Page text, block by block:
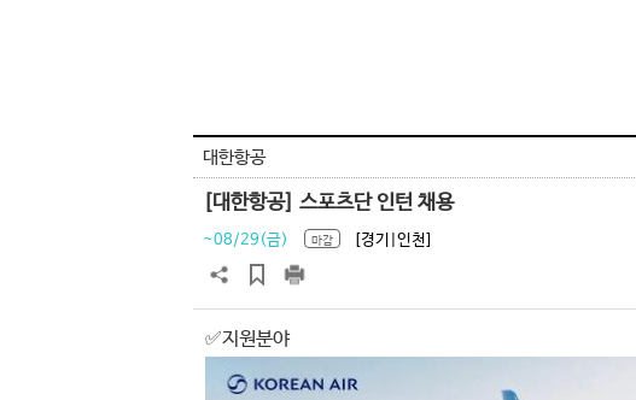
대한항공
[대한항공] 스포츠단 인턴 채용
~08/29(금) 마감 [경기|인천]
✅지원분야